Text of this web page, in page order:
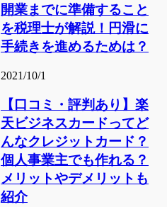
開業までに準備すること
を税理士が解説！円滑に
手続きを進めるためは？
2021/10/1
【口コミ・評判あり】楽
天ビジネスカードってど
んなクレジットカード？
個人事業主でも作れる？
メリットやデメリットも
紹介